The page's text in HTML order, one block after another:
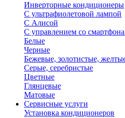
Инверторные кондиционеры
С ультрафиолетовой лампой
С Алисой
С управлением со
Белые
Черные
Бежевые, золотистые,
Серые, серебристые
Цветные
Глянцевые
Матовые
Сервисные услуги
Установка кондиционеров